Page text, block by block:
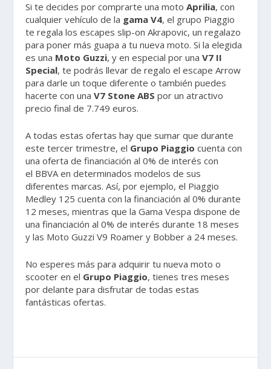
Si te decides por comprarte una motoAprilia, con
cualquier vehículo de la gama V4, el grupo Piaggio
te regala los escapes slip-on Akrapovic, un regalazo
para poner más guapa a tu nueva moto. Si la elegida
es una Moto Guzzi, y en especial por unaV7 II
Special, te podrás llevar de regalo el escape Arrow
para darle un toque diferente o también puedes
hacerte con unaV7 Stone ABS por un atractivo
precio final de 7.749 euros.
A todas estas ofertas hay que sumar que durante
este tercer trimestre, el Grupo Piaggio cuenta con
una oferta de financiación al 0% de interés con
el BBVA en determinados modelos de sus
diferentes marcas. Así, por ejemplo, el Piaggio
Medley 125 cuenta con la financiación al 0% durante
12 meses, mientras que la Gama Vespa dispone de
una financiación al 0% de interés durante 18 meses
y las Moto Guzzi V9 Roamer y Bobber a 24 meses.
No esperes más para adquirir tu nueva moto o
scooter en el Grupo Piaggio, tienes tres meses
por delante para disfrutar de todas estas
fantásticas ofertas.